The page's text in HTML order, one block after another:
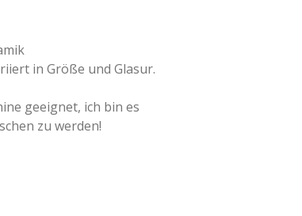
in Größe und Glasur.
geeignet, ich bin es
zu werden!